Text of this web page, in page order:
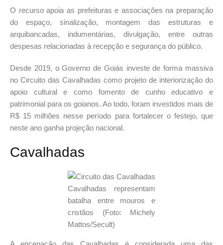
O recurso apoia as prefeituras e associações na preparação
do espaço, sinalização, montagem das estruturas e
arquibancadas, indumentárias, divulgação, entre outras
despesas relacionadas à recepção e segurança do público.
Desde 2019, o Governo de Goiás investe de forma massiva
no Circuito das Cavalhadas como projeto de interiorização do
apoio cultural e como fomento de cunho educativo e
patrimonial para os goianos. Ao todo, foram investidos mais de
R$ 15 milhões nesse período para fortalecer o festejo, que
neste ano ganha projeção nacional.
Cavalhadas
Cavalhadas representam
batalha entre mouros e
cristãos (Foto: Michely
Mattos/Secult)